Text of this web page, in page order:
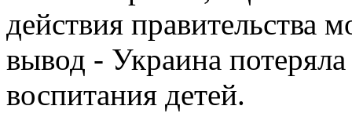
действия правительства
вывод - Украина
воспитания детей.